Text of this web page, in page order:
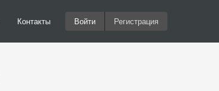
Контакты Войти Регистрация